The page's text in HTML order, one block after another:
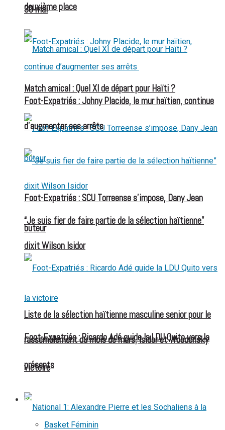
30 mai
Match amical : Quel XI de départ pour Haïti ?
Foot-Expatriés : SCU Torreense s’impose, Dany Jean
buteur
Foot-Expatriés : Ricardo Adé guide la LDU Quito vers la
victoire
deuxième place
Foot-Expatriés : Johny Placide, le mur haïtien, continue
d’augmenter ses arrêts
“Je suis fier de faire partie de la sélection haïtienne”
dixit Wilson Isidor
Liste de la sélection haïtienne masculine senior pour le
rassemblement du mois de mars, Isidor et Woodensky
présents
BASKETBALL
Basket Féminin